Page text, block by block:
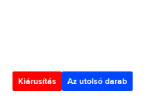
Kiárusítás Az utolsó darab